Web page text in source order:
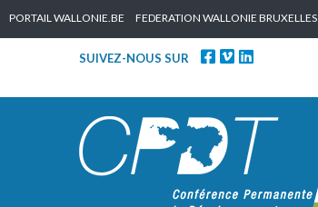
PORTAIL WALLONIE.BE FEDERATION WALLONIE BRUXELLES
SUIVEZ-NOUS SUR